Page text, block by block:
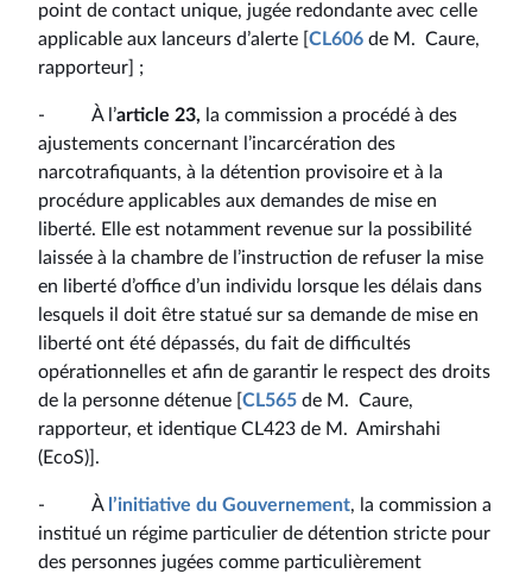
point de contact unique, jugée redondante avec celle
applicable aux lanceurs d’alerte [ CL606 de M. Caure,
rapporteur] ;
- À l’article 23, la commission a procédé à des
ajustements concernant l’incarcération des
narcotrafiquants, à la détention provisoire et à la
procédure applicables aux demandes de mise en
liberté. Elle est notamment revenue sur la possibilité
laissée à la chambre de l’instruction de refuser la mise
en liberté d’office d’un individu lorsque les délais dans
lesquels il doit être statué sur sa demande de mise en
liberté ont été dépassés, du fait de difficultés
opérationnelles et afin de garantir le respect des droits
de la personne détenue [ CL565 de M. Caure,
rapporteur, et identique CL423 de M. Amirshahi
(EcoS)].
- À l’initiative du Gouvernement, la commission a
institué un régime particulier de détention stricte pour
des personnes jugées comme particulièrement